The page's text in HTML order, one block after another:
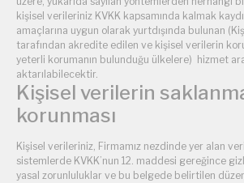
kişisel verileriniz KVKK kapsamında kalmak
amaçlarına uygun olarak yurtdışında bulunan
tarafından akredite edilen ve kişisel verilerin
yeterli korumanın bulunduğu ülkelere) hizmet
aktarılabilecektir.
Kişisel verilerin
korunması
Kişisel verileriniz, Firmamız nezdinde yer alan
sistemlerde KVKK’nun 12. maddesi gereğince
yasal zorunluluklar ve bu belgede belirtilen